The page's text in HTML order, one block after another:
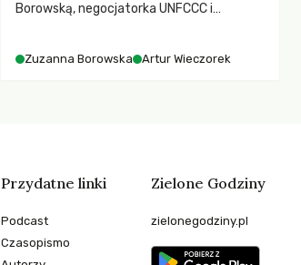
Borowską, negocjatorka UNFCCC i
ruchach klimatycznych
Zuzanna Borowska Artur Wieczorek
Przydatne linki
Podcast
Czasopismo
Zielone Godziny
zielonegodziny.pl